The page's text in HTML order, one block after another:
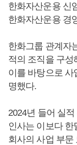
한화자산운용 신
한화자산운용 경
한화그룹 관계자
적의 조직을 구성
이를 바탕으로 사
명했다.
2024년 들어 실
인사는 이보다 한
회사의 사업 부문